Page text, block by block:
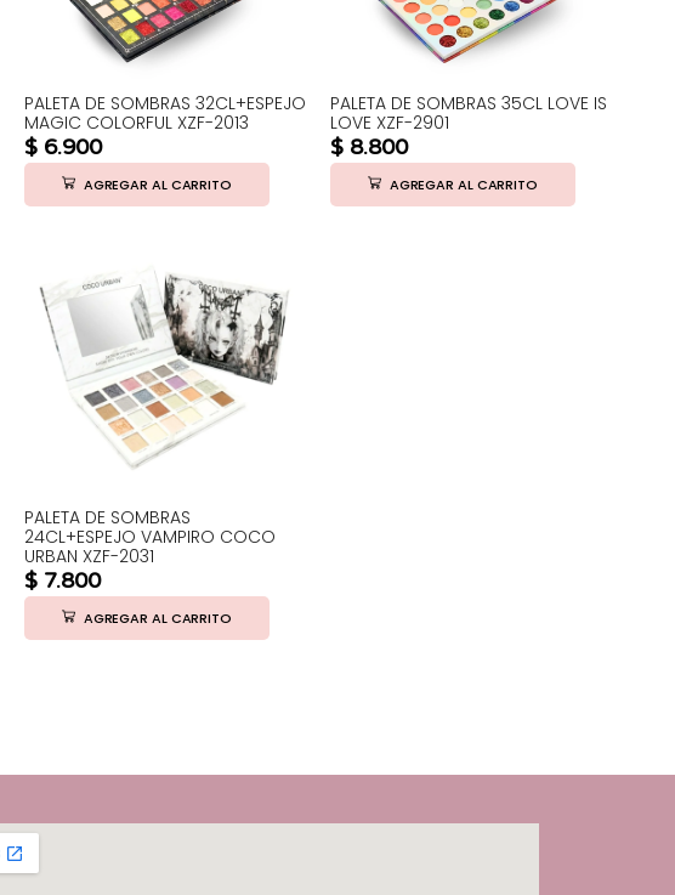
PALETA DE SOMBRAS 32CL+ESPEJO
MAGIC COLORFUL XZF-2013
$ 6.900
AGREGAR AL CARRITO
PALETA DE SOMBRAS 35CL LOVE IS
LOVE XZF-2901
$ 8.800
AGREGAR AL CARRITO
PALETA DE SOMBRAS
24CL+ESPEJO VAMPIRO COCO
URBAN XZF-2031
$ 7.800
AGREGAR AL CARRITO